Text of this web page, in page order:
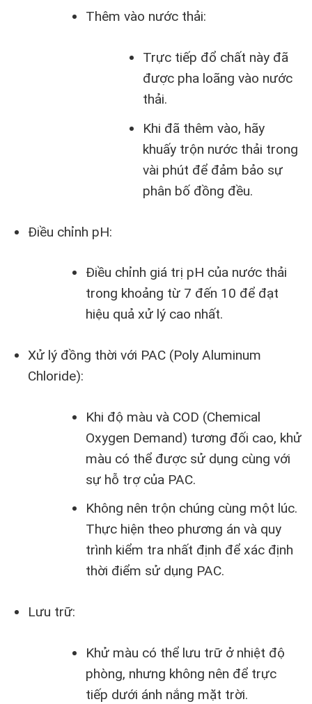
Thêm vào nước thải:
Trực tiếp đổ chất này đã
được pha loãng vào nước
thải.
Khi đã thêm vào, hãy
khuấy trộn nước thải trong
vài phút để đảm bảo sự
phân bố đồng đều.
Điều chỉnh pH:
Điều chỉnh giá trị pH của nước thải
trong khoảng từ 7 đến 10 để đạt
hiệu quả xử lý cao nhất.
Xử lý đồng thời với PAC (Poly Aluminum
Chloride):
Khi độ màu và COD (Chemical
Oxygen Demand) tương đối cao, khử
màu có thể được sử dụng cùng với
sự hỗ trợ của PAC.
Không nên trộn chúng cùng một lúc.
Thực hiện theo phương án và quy
trình kiểm tra nhất định để xác định
thời điểm sử dụng PAC.
Lưu trữ:
Khử màu có thể lưu trữ ở nhiệt độ
phòng, nhưng không nên để trực
tiếp dưới ánh nắng mặt trời.